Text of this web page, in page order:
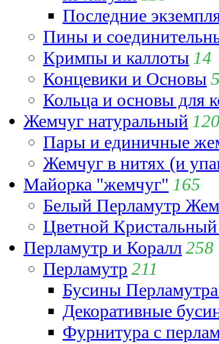
Последние
Пины и
Кримпы и каллоты 14
Концевики и Основы
Кольца и основы для
Жемчуг натуральный
Пары и единичные
Жемчуг в нитях (и
Майорка "жемчуг" 165
Белый Перламутр
Цветной
Перламутр и Коралл258
Перламутр 211
Бусины
Декоративные
Фурнитура с